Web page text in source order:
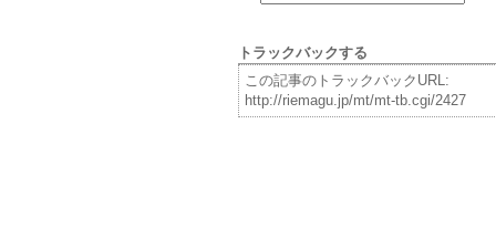
トラックバックする
この記事のトラックバックURL:
http://riemagu.jp/mt/mt-tb.cgi/2427